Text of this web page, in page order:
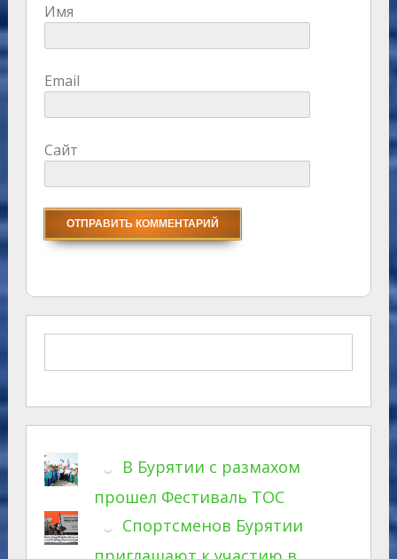
Имя
Email
Сайт
В Бурятии с размахом
прошел Фестиваль ТОС
Спортсменов Бурятии